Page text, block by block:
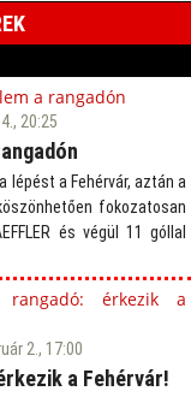
20:25
lépést a Fehérvár, aztán a
fokozatosan
és végül 11 góllal
2., 17:00
a Fehérvár!